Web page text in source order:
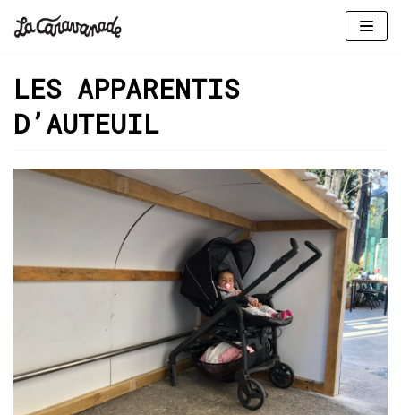
contenu
LES APPARENTIS
D’AUTEUIL